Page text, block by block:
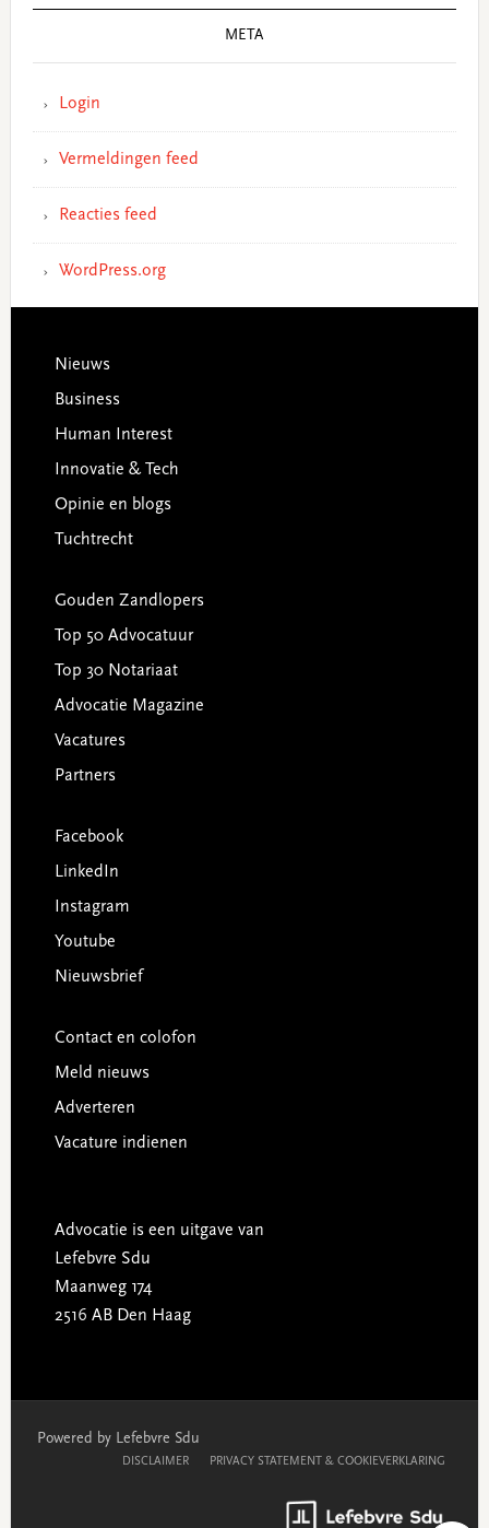
META
Login
Vermeldingen feed
Reacties feed
WordPress.org
Footer
Nieuws
Business
Human Interest
Innovatie & Tech
Opinie en blogs
Tuchtrecht
Gouden Zandlopers
Top 50 Advocatuur
Top 30 Notariaat
Advocatie Magazine
Vacatures
Partners
Facebook
LinkedIn
Instagram
Youtube
Nieuwsbrief
Contact en colofon
Meld nieuws
Adverteren
Vacature indienen
Advocatie is een uitgave van
Lefebvre Sdu
Maanweg 174
2516 AB Den Haag
Powered by Lefebvre Sdu
DISCLAIMER PRIVACY STATEMENT & COOKIEVERKLARING